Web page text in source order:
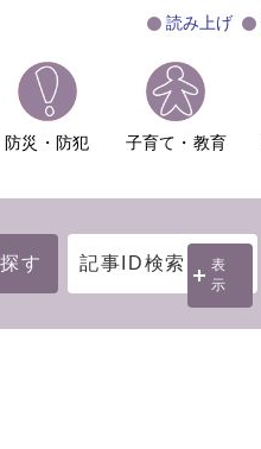
読み上げ
防災・防犯 子育て・教育
す 記事ID検索
表
示